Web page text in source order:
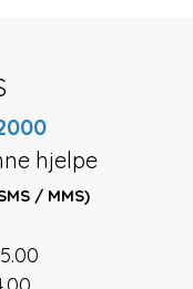
hjelpe
/ MMS)